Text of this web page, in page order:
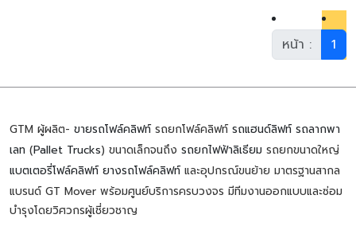
หน้า : 1
GTM ผู้ผลิต- ขายรถโฟล์คลิฟท์รถยกโฟล์คลิฟท์รถแฮนด์ลิฟท์ รถลากพา
เลท (Pallet Trucks) ขนาดเล็กจนถึง รถยกไฟฟ้าลิเธียม รถยกขนาดใหญ่
แบตเตอรี่โฟล์คลิฟท์ ยางรถโฟล์คลิฟท์และอุปกรณ์ขนย้าย มาตรฐานสากล
แบรนด์ GT Mover พร้อมศูนย์บริการครบวงจร มีทีมงานออกแบบและซ่อม
บำรุงโดยวิศวกรผู้เชี่ยวชาญ